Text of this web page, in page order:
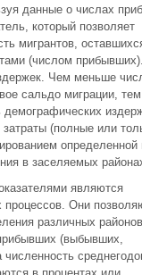
данные о числах
который позволяет
мигрантов,
(числом
Чем меньше
сальдо миграции, тем
(полные или
определенной
в заселяемых
являются
процессов. Они
различных
(выбывших,